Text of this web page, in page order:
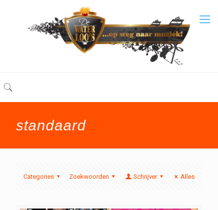
standaard
Categories Zoekwoorden Schrijver Alles